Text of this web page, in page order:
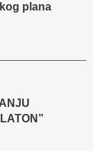
plana